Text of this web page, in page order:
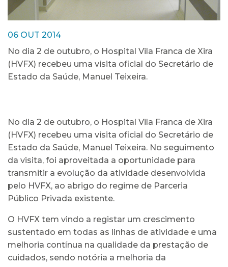
06 OUT 2014
No dia 2 de outubro, o Hospital Vila Franca de Xira
(HVFX) recebeu uma visita oficial do Secretário de
Estado da Saúde, Manuel Teixeira.
No dia 2 de outubro, o Hospital Vila Franca de Xira
(HVFX) recebeu uma visita oficial do Secretário de
Estado da Saúde, Manuel Teixeira. No seguimento
da visita, foi aproveitada a oportunidade para
transmitir a evolução da atividade desenvolvida
pelo HVFX, ao abrigo do regime de Parceria
Público Privada existente.
O HVFX tem vindo a registar um crescimento
sustentado em todas as linhas de atividade e uma
melhoria contínua na qualidade da prestação de
cuidados, sendo notória a melhoria da